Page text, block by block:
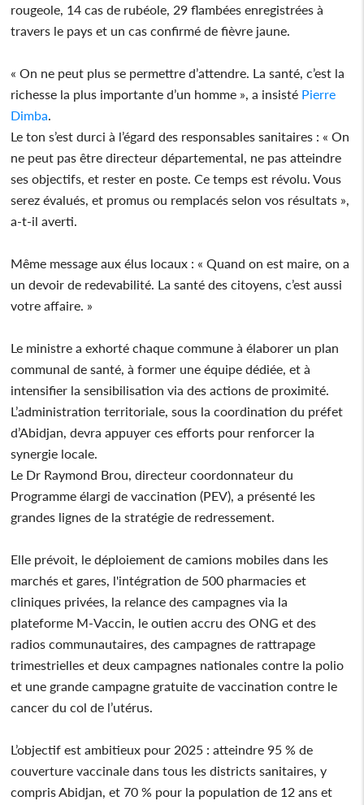
rougeole, 14 cas de rubéole, 29 flambées enregistrées à
travers le pays et un cas confirmé de fièvre jaune.
« On ne peut plus se permettre d’attendre. La santé, c’est la
richesse la plus importante d’un homme », a insisté Pierre
Dimba
Le ton s’est durci à l’égard des responsables sanitaires : « On
ne peut pas être directeur départemental, ne pas atteindre
ses objectifs, et rester en poste. Ce temps est révolu. Vous
serez évalués, et promus ou remplacés selon vos résultats »,
a-t-il averti.
Même message aux élus locaux : « Quand on est maire, on a
un devoir de redevabilité. La santé des citoyens, c’est aussi
votre affaire. »
Le ministre a exhorté chaque commune à élaborer un plan
communal de santé, à former une équipe dédiée, et à
intensifier la sensibilisation via des actions de proximité.
L’administration territoriale, sous la coordination du préfet
d’Abidjan, devra appuyer ces efforts pour renforcer la
synergie locale.
Le Dr Raymond Brou, directeur coordonnateur du
Programme élargi de vaccination (PEV), a présenté les
grandes lignes de la stratégie de redressement.
Elle prévoit, le déploiement de camions mobiles dans les
marchés et gares, l'intégration de 500 pharmacies et
cliniques privées, la relance des campagnes via la
plateforme M-Vaccin, le outien accru des ONG et des
radios communautaires, des campagnes de rattrapage
trimestrielles et deux campagnes nationales contre la polio
et une grande campagne gratuite de vaccination contre le
cancer du col de l’utérus.
L’objectif est ambitieux pour 2025 : atteindre 95 % de
couverture vaccinale dans tous les districts sanitaires, y
compris Abidjan, et 70 % pour la population de 12 ans et